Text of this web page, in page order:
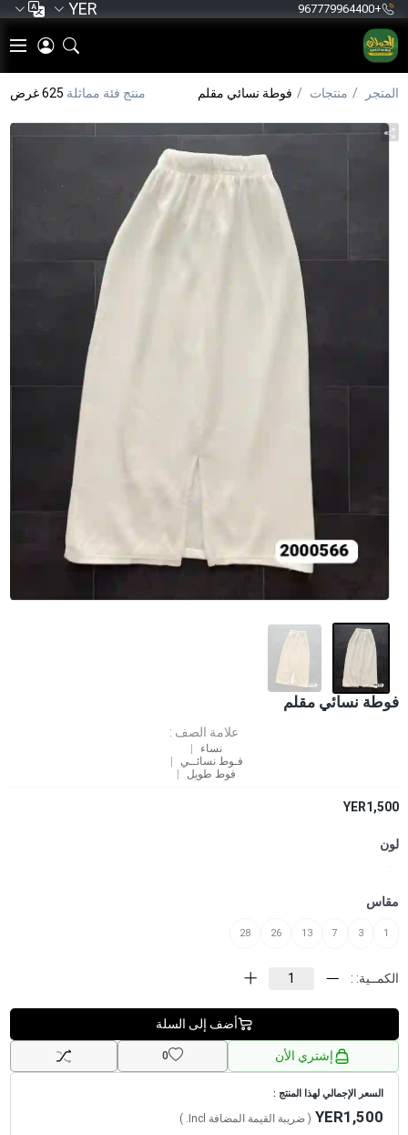
+967779964400
YER
المتجر منتجات فوطة نسائي مقلم منتج فئة مماثلة 625 غرض
فوطة نسائي مقلم
علامة الصف :
نساء
فـوط نسائــي
فوط طويل
YER1,500
لون
مقاس
1
3
7
13
26
28
الكمــية: :
أضف إلى السلة
إشتري الأن 0
السعر الإجمالي لهذا المنتج :
YER1,500 ( ضريبة القيمة المضافة Incl.
)